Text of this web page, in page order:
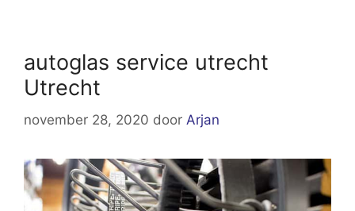
autoglas service utrecht
Utrecht
november 28, 2020 door Arjan